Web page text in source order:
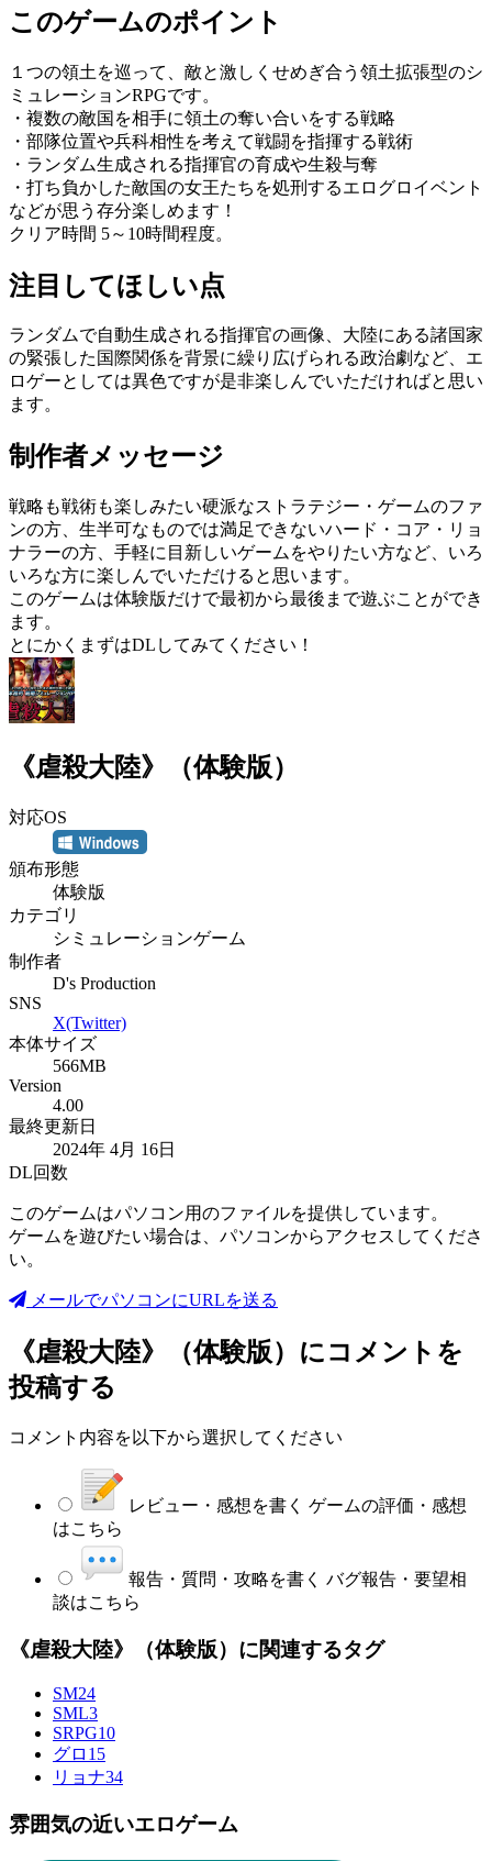
このゲームのポイント
１つの領土を巡って、敵と激しくせめぎ合う領土拡張型のシ
ミュレーションRPGです。
・複数の敵国を相手に領土の奪い合いをする戦略
・部隊位置や兵科相性を考えて戦闘を指揮する戦術
・ランダム生成される指揮官の育成や生殺与奪
・打ち負かした敵国の女王たちを処刑するエログロイベント
などが思う存分楽しめます！
クリア時間 5～10時間程度。
注目してほしい点
ランダムで自動生成される指揮官の画像、大陸にある諸国家
の緊張した国際関係を背景に繰り広げられる政治劇など、エ
ロゲーとしては異色ですが是非楽しんでいただければと思い
ます。
制作者メッセージ
戦略も戦術も楽しみたい硬派なストラテジー・ゲームのファ
ンの方、生半可なものでは満足できないハード・コア・リョ
ナラーの方、手軽に目新しいゲームをやりたい方など、いろ
いろな方に楽しんでいただけると思います。
このゲームは体験版だけで最初から最後まで遊ぶことができ
ます。
とにかくまずはDLしてみてください！
《虐殺大陸》（体験版）
対応OS
頒布形態
体験版
カテゴリ
シミュレーションゲーム
制作者
D's Production
SNS
X(Twitter)
本体サイズ
566MB
Version
4.00
最終更新日
2024年 4月 16日
DL回数
このゲームはパソコン用のファイルを提供しています。
ゲームを遊びたい場合は、パソコンからアクセスしてくださ
い。
メールでパソコンにURLを送る
《虐殺大陸》（体験版） にコメントを
投稿する
コメント内容を以下から選択してください
レビュー・感想を書く ゲームの評価・感想
はこちら
報告・質問・攻略を書く バグ報告・要望相
談はこちら
《虐殺大陸》（体験版）に関連するタグ
SM24
SML3
SRPG10
グロ 15
リョナ34
雰囲気の近いエロゲーム